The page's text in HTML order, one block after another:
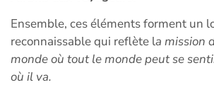
Ensemble, ces éléments forment un
reconnaissable qui reflète la mission
monde où tout le monde peut se
où il va.